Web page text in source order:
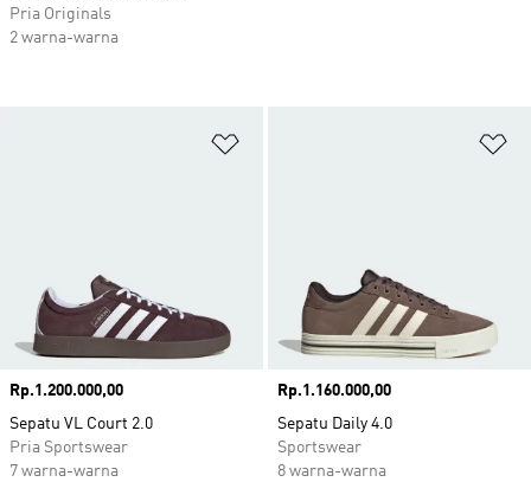
Harga
Rp.1.200.000,00
Sepatu VL Court 2.0
Pria Sportswear
7 warna-warna
Harga
Rp.1.160.000,00
Sepatu Daily 4.0
Sportswear
8 warna-warna
Pria Originals
2 warna-warna